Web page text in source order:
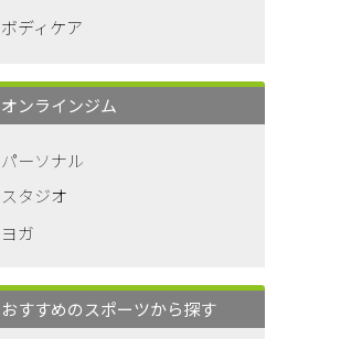
ボディケア
オンラインジム
パーソナル
スタジオ
ヨガ
おすすめのスポーツから探す